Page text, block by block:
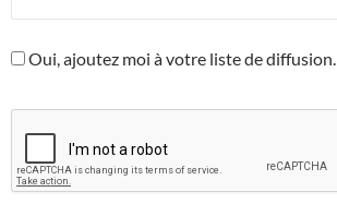
Oui, ajoutez moi à votre liste de diffusion.